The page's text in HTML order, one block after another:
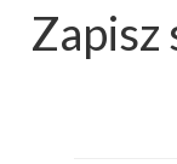
Zapisz